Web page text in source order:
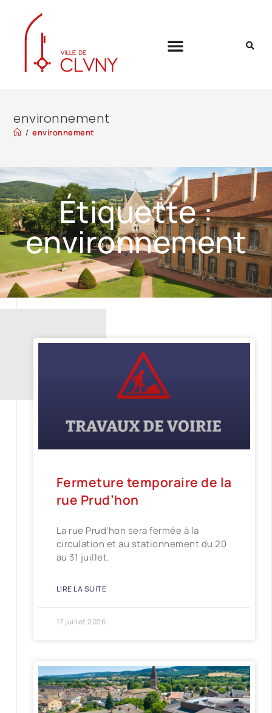
environnement
/ environnement
Étiquette :
environnement
Fermeture temporaire de la
rue Prud’hon
La rue Prud’hon sera fermée à la
circulation et au stationnement du 20
au 31 juillet.
LIRE LA SUITE
17 juillet 2026